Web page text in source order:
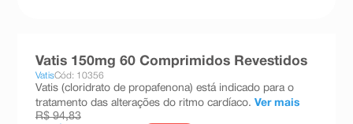
teste gravidez
esmalte
ºabsorvente
Vatis 150mg 60 Comprimidos Revestidos
VatisCód: 10356
Vatis (cloridrato de propafenona) está indicado para o
tratamento das alterações do ritmo cardíaco. Ver mais
R$ 94,83